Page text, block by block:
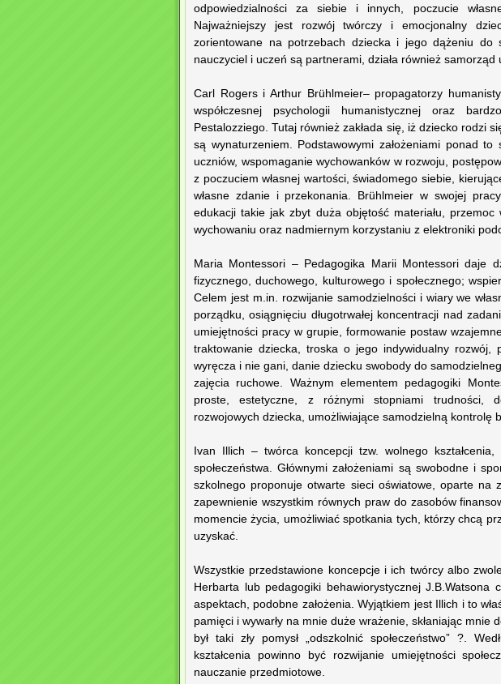
odpowiedzialności za siebie i innych, poczucie
Najważniejszy jest rozwój twórczy i emocjonalny
zorientowane na potrzebach dziecka i jego dążeniu
nauczyciel i uczeń są partnerami, działa również samorząd
Carl Rogers i Arthur Brühlmeier– propagatorzy
współczesnej psychologii humanistycznej oraz
Pestalozziego. Tutaj również zakłada się, iż dziecko rodzi
są wynaturzeniem. Podstawowymi założeniami ponad
uczniów, wspomaganie wychowanków w rozwoju,
z poczuciem własnej wartości, świadomego siebie,
własne zdanie i przekonania. Brühlmeier w swojej
edukacji takie jak zbyt duża objętość materiału,
wychowaniu oraz nadmiernym korzystaniu z elektroniki
Maria Montessori – Pedagogika Marii Montessori daje
fizycznego, duchowego, kulturowego i społecznego;
Celem jest m.in. rozwijanie samodzielności i wiary we
porządku, osiągnięciu długotrwałej koncentracji nad
umiejętności pracy w grupie, formowanie postaw
traktowanie dziecka, troska o jego indywidualny rozwój,
wyręcza i nie gani, danie dziecku swobody do
zajęcia ruchowe. Ważnym elementem pedagogiki
proste, estetyczne, z różnymi stopniami trudności,
rozwojowych dziecka, umożliwiające samodzielną kontrolę
Ivan Illich – twórca koncepcji tzw. wolnego
społeczeństwa. Głównymi założeniami są swobodne i
szkolnego proponuje otwarte sieci oświatowe, oparte na
zapewnienie wszystkim równych praw do zasobów
momencie życia, umożliwiać spotkania tych, którzy chcą
uzyskać.
Wszystkie przedstawione koncepcje i ich twórcy albo
Herbarta lub pedagogiki behawiorystycznej
aspektach, podobne założenia. Wyjątkiem jest Illich i to
pamięci i wywarły na mnie duże wrażenie, skłaniając
był taki zły pomysł „odszkolnić społeczeństwo” ?.
kształcenia powinno być rozwijanie umiejętności
nauczanie przedmiotowe.